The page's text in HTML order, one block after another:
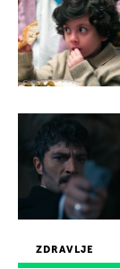
ZDRAVLJE